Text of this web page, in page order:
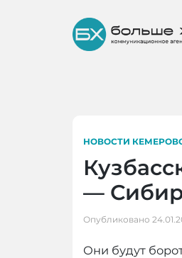
НОВОСТИ
—
Опубликовано
Они будут